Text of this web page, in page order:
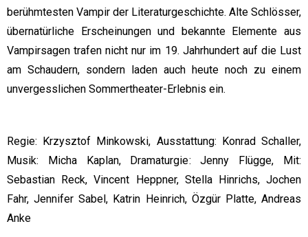
berühmtesten Vampir der Literaturgeschichte. Alte Schlösser,
übernatürliche Erscheinungen und bekannte Elemente aus
Vampirsagen trafen nicht nur im 19. Jahrhundert auf die Lust
am Schaudern, sondern laden auch heute noch zu einem
unvergesslichen Sommertheater-Erlebnis ein.
Regie: Krzysztof Minkowski, Ausstattung: Konrad Schaller,
Musik: Micha Kaplan, Dramaturgie: Jenny Flügge, Mit:
Sebastian Reck, Vincent Heppner, Stella Hinrichs, Jochen
Fahr, Jennifer Sabel, Katrin Heinrich, Özgür Platte, Andreas
Anke